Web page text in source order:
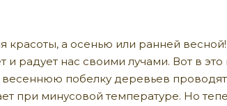
красоты, а осенью или ранней
радует нас своими лучами. Вот в
побелку деревьев проводят
при минусовой температуре. Но